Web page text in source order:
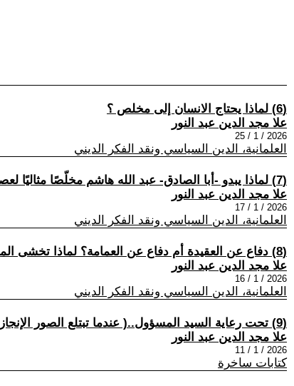
(6) لماذا يحتاج الانسان إلى مخلص ؟
علا مجد الدين عبد النور
2026 / 1 / 25
العلمانية، الدين السياسي ونقد الفكر الديني
(7) لماذا يبدو -أبا الصادق- عبد الله هاشم مخلّصًا مثاليًا لعصرنا؟!
علا مجد الدين عبد النور
2026 / 1 / 17
العلمانية، الدين السياسي ونقد الفكر الديني
(8) دفاع عن العقيدة أم دفاع عن العمامة؟ لماذا تخشى المؤسسات الدينية التغيير؟
علا مجد الدين عبد النور
2026 / 1 / 16
العلمانية، الدين السياسي ونقد الفكر الديني
(9) تحت رعاية السيد المسؤول..( عندما تبتلع الصور الإنجازات)
علا مجد الدين عبد النور
2026 / 1 / 11
كتابات ساخرة